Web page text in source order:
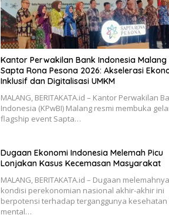
Kantor Perwakilan Bank Indonesia Malang
Sapta Rona Pesona 2026: Akselerasi
Inklusif dan Digitalisasi UMKM
MALANG, BERITAKATA.id – Kantor Perwakilan
Indonesia (KPwBI) Malang resmi membuka
flagship event Sapta…
Dugaan Ekonomi Indonesia Melemah Picu
Lonjakan Kasus Kecemasan Masyarakat
MALANG, BERITAKATA.id – Dugaan melemahnya
kondisi perekonomian nasional akhir-akhir ini
berpotensi terhadap terganggunya kesehatan
mental…